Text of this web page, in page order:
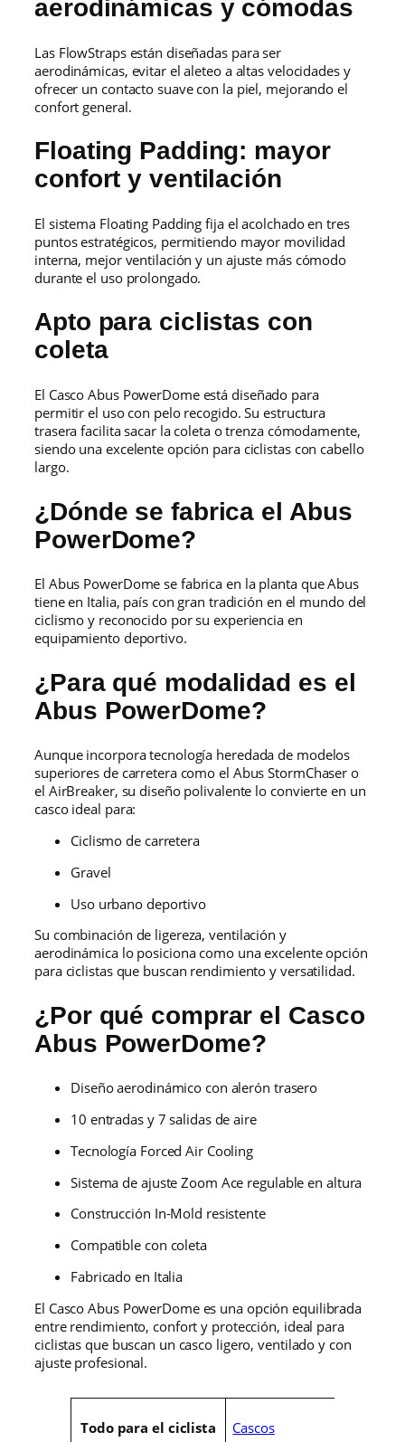
aerodinámicas y cómodas
Las FlowStraps están diseñadas para ser
aerodinámicas, evitar el aleteo a altas velocidades y
ofrecer un contacto suave con la piel, mejorando el
confort general.
Floating Padding: mayor
confort y ventilación
El sistema Floating Padding fija el acolchado en tres
puntos estratégicos, permitiendo mayor movilidad
interna, mejor ventilación y un ajuste más cómodo
durante el uso prolongado.
Apto para ciclistas con
coleta
El Casco Abus PowerDome está diseñado para
permitir el uso con pelo recogido. Su estructura
trasera facilita sacar la coleta o trenza cómodamente,
siendo una excelente opción para ciclistas con cabello
largo.
¿Dónde se fabrica el Abus
PowerDome?
El Abus PowerDome se fabrica en la planta que Abus
tiene en Italia, país con gran tradición en el mundo del
ciclismo y reconocido por su experiencia en
equipamiento deportivo.
¿Para qué modalidad es el
Abus PowerDome?
Aunque incorpora tecnología heredada de modelos
superiores de carretera como el Abus StormChaser o
el AirBreaker, su diseño polivalente lo convierte en un
casco ideal para:
Ciclismo de carretera
Gravel
Uso urbano deportivo
Su combinación de ligereza, ventilación y
aerodinámica lo posiciona como una excelente opción
para ciclistas que buscan rendimiento y versatilidad.
¿Por qué comprar el Casco
Abus PowerDome?
Diseño aerodinámico con alerón trasero
10 entradas y 7 salidas de aire
Tecnología Forced Air Cooling
Sistema de ajuste Zoom Ace regulable en altura
Construcción In-Mold resistente
Compatible con coleta
Fabricado en Italia
El Casco Abus PowerDome es una opción equilibrada
entre rendimiento, confort y protección, ideal para
ciclistas que buscan un casco ligero, ventilado y con
ajuste profesional.
t
Todo para el ciclista Cascos